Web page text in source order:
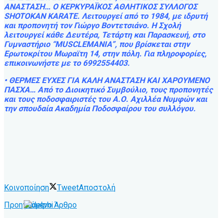
ΑΝΑΣΤΑΣΗ… Ο ΚΕΡΚΥΡΑΪΚΟΣ ΑΘΛΗΤΙΚΟΣ ΣΥΛΛΟΓΟΣ
SHOTOKAN KARATE. Λειτουργεί από το 1984, με ιδρυτή
και προπονητή τον Γιώργο Βοντετσιάνο. Η Σχολή
λειτουργεί κάθε Δευτέρα, Τετάρτη και Παρασκευή, στο
Γυμναστήριο “MUSCLEMANIA”, που βρίσκεται στην
Ερωτοκρίτου Μωραϊτη 14, στην πόλη. Για πληροφορίες,
επικοινωνήστε με το 6992554403.
• ΘΕΡΜΕΣ ΕΥΧΕΣ ΓΙΑ ΚΑΛΗ ΑΝΑΣΤΑΣΗ ΚΑΙ ΧΑΡΟΥΜΕΝΟ
ΠΑΣΧΑ… Από το Διοικητικό Συμβούλιο, τους προπονητές
και τους ποδοσφαιριστές του Α.Ο. Αχιλλέα Νυμφών και
την σπουδαία Ακαδημία Ποδοσφαίρου του συλλόγου.
Κοινοποίηση TweetΑποστολή
Προηγούμενο Άρθρο